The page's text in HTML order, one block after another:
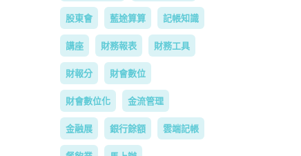
股東會 藍途算算 記帳知識
講座 財務報表 財務工具
財報分 財會數位
財會數位化 金流管理
金融展 銀行餘額 雲端記帳